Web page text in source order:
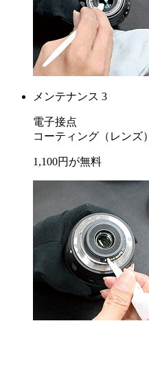
メンテナンス 3
電子接点
コーティング （レンズ）
1,100円が無料